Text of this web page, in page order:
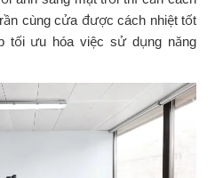
cùng cửa được cách nhiệt tốt
tối ưu hóa việc sử dụng năng